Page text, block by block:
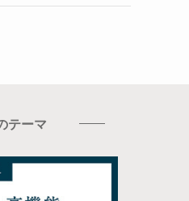
テーマ